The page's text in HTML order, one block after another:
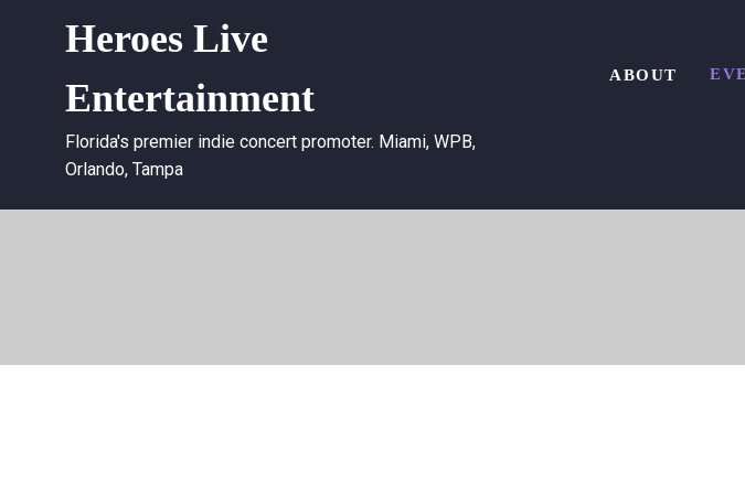
Heroes Live
Entertainment
Florida's premier indie concert promoter. Miami, WPB,
Orlando, Tampa
ABOUT